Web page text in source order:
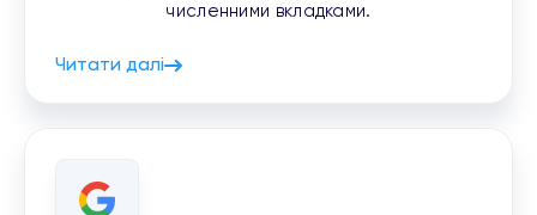
численними вкладками.
Читати далі